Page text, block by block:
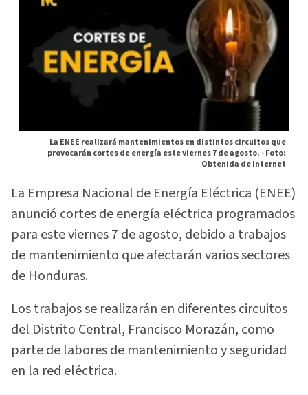
La ENEE realizará mantenimientos en distintos circuitos que
provocarán cortes de energía este viernes 7 de agosto. -Foto:
Obtenida de Internet
La Empresa Nacional de Energía Eléctrica (ENEE)
anunció cortes de energía eléctrica programados
para este viernes 7 de agosto, debido a trabajos
de mantenimiento que afectarán varios sectores
de Honduras.
Los trabajos se realizarán en diferentes circuitos
del Distrito Central, Francisco Morazán, como
parte de labores de mantenimiento y seguridad
en la red eléctrica.